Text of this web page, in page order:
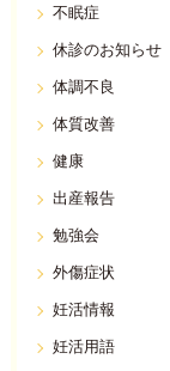
不眠症
休診のお知らせ
体調不良
体質改善
健康
出産報告
勉強会
外傷症状
妊活情報
妊活用語